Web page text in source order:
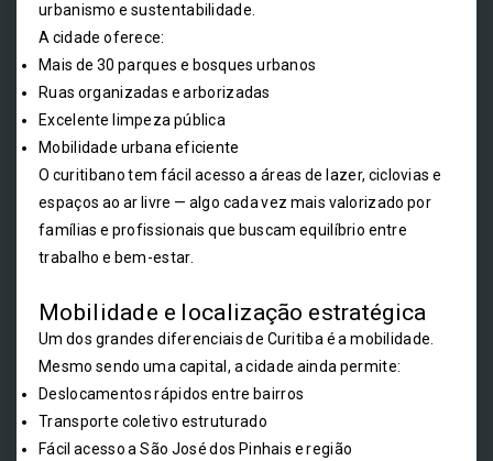
urbanismo e sustentabilidade.
A cidade oferece:
Mais de 30 parques e bosques urbanos
Ruas organizadas e arborizadas
Excelente limpeza pública
Mobilidade urbana eficiente
O curitibano tem fácil acesso a áreas de lazer, ciclovias e
espaços ao ar livre — algo cada vez mais valorizado por
famílias e profissionais que buscam equilíbrio entre
trabalho e bem-estar.
Mobilidade e localização estratégica
Um dos grandes diferenciais de Curitiba é a mobilidade.
Mesmo sendo uma capital, a cidade ainda permite:
Deslocamentos rápidos entre bairros
Transporte coletivo estruturado
Fácil acesso a São José dos Pinhais e região